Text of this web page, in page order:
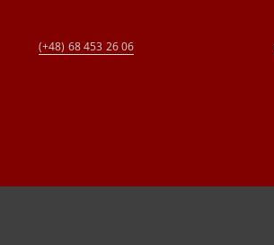
(+48) 68 453 26 06